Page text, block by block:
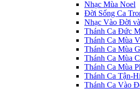
Nhạc Mùa Noel
Đời Sống Ca
Nhạc Vào Đời
Thánh Ca Đức
Thánh Ca Mùa
Thánh Ca Mùa
Thánh Ca Mùa
Thánh Ca Mùa
Thánh Ca Tận-
Thánh Ca Vào